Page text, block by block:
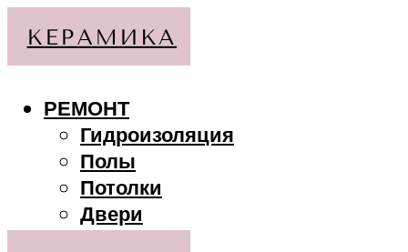
РЕМОНТ
Гидроизоляция
Полы
Потолки
Двери